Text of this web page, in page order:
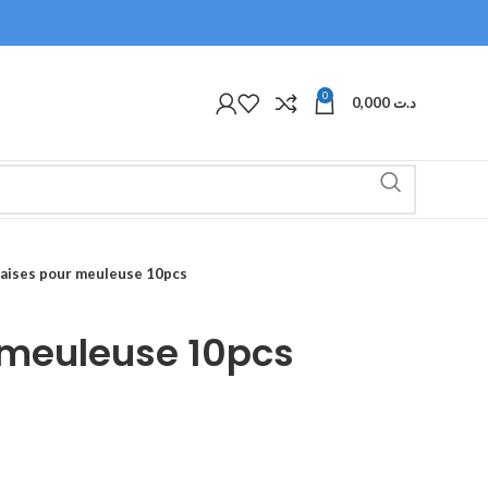
0 د.ت
pour meuleuse 10pcs
10pcs